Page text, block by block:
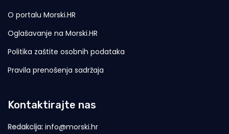
O portalu Morski.HR
Oglašavanje na Morski.HR
Politika zaštite osobnih podataka
Pravila prenošenja sadržaja
Kontaktirajte nas
Redakcija: info@morski.hr